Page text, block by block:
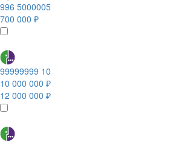
996 5000005
700 000 ₽
99999999 10
10 000 000 ₽
12 000 000 ₽